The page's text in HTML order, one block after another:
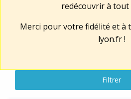
redécouvrir à
Merci pour votre fidélité et à
lyon.fr!
Filtrer